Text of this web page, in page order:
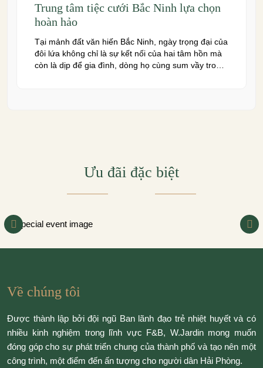
Trung tâm tiệc cưới Bắc Ninh lựa chọn
hoàn hảo
Tại mảnh đất văn hiến Bắc Ninh, ngày trọng đại của
đôi lứa không chỉ là sự kết nối của hai tâm hồn mà
còn là dịp để gia đình, dòng họ cùng sum vầy trong
Ưu đãi đặc biệt
Về chúng tôi
Được thành lập bởi đội ngũ Ban lãnh đạo trẻ nhiệt huyết và có
nhiều kinh nghiệm trong lĩnh vực F&B, W.Jardin mong muốn
đóng góp cho sự phát triển chung của thành phố và tạo nên một
công trình, một điểm đến ấn tượng cho người dân Hải Phòng.